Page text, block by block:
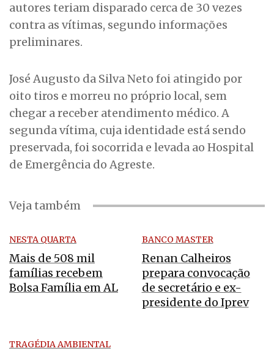
autores teriam disparado cerca de 30 vezes
contra as vítimas, segundo informações
preliminares.
José Augusto da Silva Neto foi atingido por
oito tiros e morreu no próprio local, sem
chegar a receber atendimento médico. A
segunda vítima, cuja identidade está sendo
preservada, foi socorrida e levada ao Hospital
de Emergência do Agreste.
Veja também
NESTA QUARTA
Mais de 508 mil
famílias recebem
Bolsa Família em AL
BANCO MASTER
Renan Calheiros
prepara convocação
de secretário e ex-
presidente do Iprev
TRAGÉDIA AMBIENTAL